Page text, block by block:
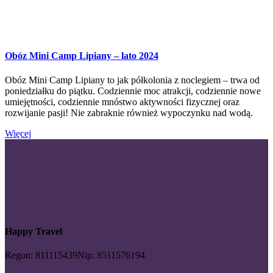
Obóz Mini Camp Lipiany – lato 2024
Obóz Mini Camp Lipiany to jak półkolonia z noclegiem – trwa od
poniedziałku do piątku. Codziennie moc atrakcji, codziennie nowe
umiejętności, codziennie mnóstwo aktywności fizycznej oraz
rozwijanie pasji! Nie zabraknie również wypoczynku nad wodą.
Więcej
Happy Travel
Regon: 811115439Nip: 8511576194